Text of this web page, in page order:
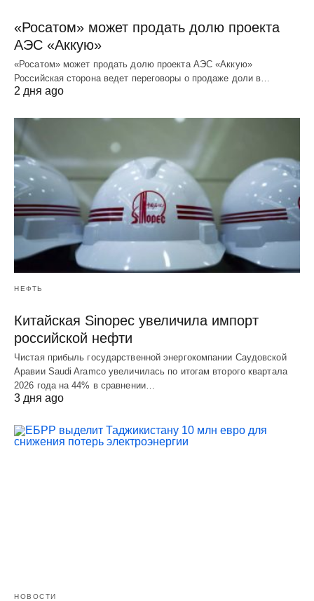
«Росатом» может продать долю проекта
АЭС «Аккую»
«Росатом» может продать долю проекта АЭС «Аккую»
Российская сторона ведет переговоры о продаже доли в…
2 дня ago
НЕФТЬ
Китайская Sinopec увеличила импорт
российской нефти
Чистая прибыль государственной энергокомпании Саудовской
Аравии Saudi Aramco увеличилась по итогам второго квартала
2026 года на 44% в сравнении…
3 дня ago
НОВОСТИ